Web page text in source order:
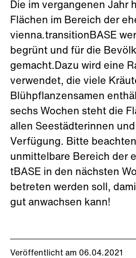
Veröffentlicht am 06.04.2021
Die im vergangenen Jahr
Flächen im Bereich der
vienna.transitionBASE
begrünt und für die
gemacht.Dazu wird eine
verwendet, die viele
Blühpflanzensamen
sechs Wochen steht die
allen Seestädterinnen
Verfügung. Bitte
unmittelbare Bereich der
tBASE in den nächsten
betreten werden soll,
gut anwachsen kann!